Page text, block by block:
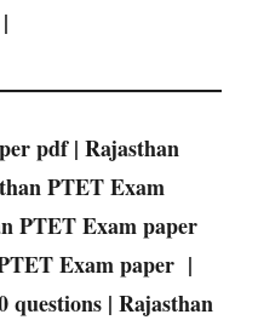
pdf | Rajasthan
PTETExam
PTETExampaper
Exampaper |
questions | Rajasthan